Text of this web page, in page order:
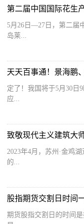
5月26日—27日，第二届
岛莱...
定了！我国将于5月30日
应...
2023年4月，苏州·金鸡
的...
期货股指交割日的时间